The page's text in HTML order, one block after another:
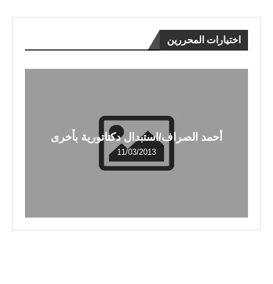
اختيارات المحررين
أحمد الصراف/استبدال دكتاتورية بأخرى
11/03/2013